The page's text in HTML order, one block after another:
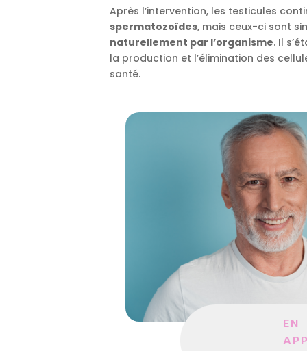
Après l’intervention, les testicules
spermatozoïdes, mais ceux-ci sont
naturellement par l’organisme. Il
la production et l’élimination des
santé.
EN